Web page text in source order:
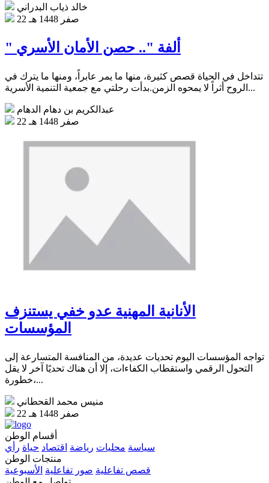
خالد ذياب البدراني
22 صفر 1448 هـ
" ألفة ".. حصن الأمان الأسري
تتداخل في الحياة قصص كثيرة، منها ما يمر عابراً، ومنها ما يترك في
الروح أثراً لا يمحوه الزمن.بدأت رحلتي مع جمعية التنمية الأسرية...
عبدالكريم بن دهام الدهام
22 صفر 1448 هـ
الأنانية المهنية عدو خفي يستنزف
المؤسسات
تواجه المؤسسات اليوم تحديات عديدة، من المنافسة المتسارعة إلى
التحول الرقمي واستقطاب الكفاءات، إلا أن هناك تحديًا آخر لا يقل
خطورة،...
منيس محمد القحطاني
22 صفر 1448 هـ
أقسام الوطن
سياسة محليات رياضة اقتصاد حياة رأي
منتجات الوطن
قصص تفاعلية صور تفاعلية الأسبوعية